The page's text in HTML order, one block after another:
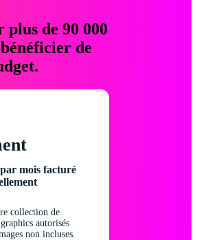
plus de 90 000
de
mois facturé
collection de
autorisés
non incluses.